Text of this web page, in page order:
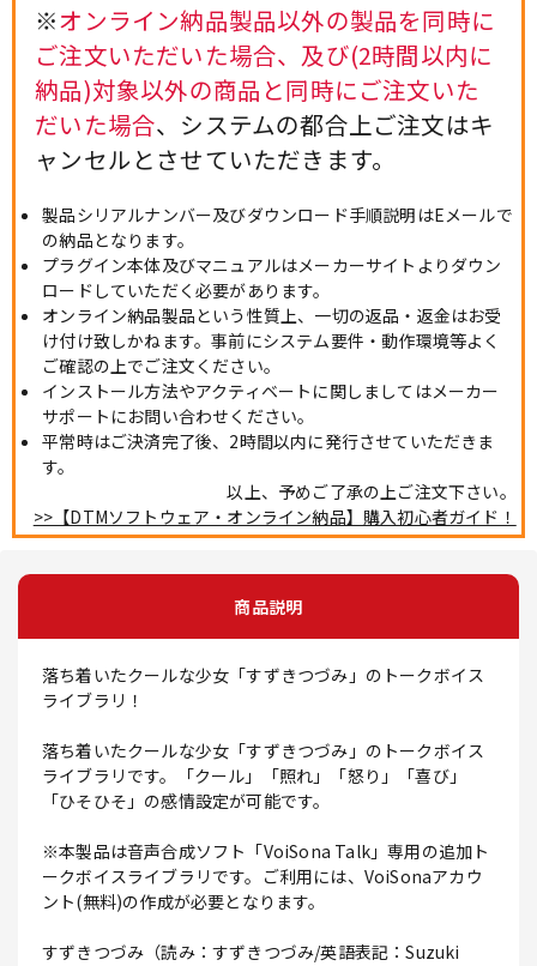
※オンライン納品製品以外の製品を同時に
ご注文いただいた場合、及び(2時間以内に
納品)対象以外の商品と同時にご注文いた
だいた場合、システムの都合上ご注文はキ
ャンセルとさせていただきます。
製品シリアルナンバー及びダウンロード手順説明はEメールで
の納品となります。
プラグイン本体及びマニュアルはメーカーサイトよりダウン
ロードしていただく必要があります。
オンライン納品製品という性質上、一切の返品・返金はお受
け付け致しかねます。事前にシステム要件・動作環境等よく
ご確認の上でご注文ください。
インストール方法やアクティベートに関しましてはメーカー
サポートにお問い合わせください。
平常時はご決済完了後、2時間以内に発行させていただきま
す。
以上、予めご了承の上ご注文下さい。
>>【DTMソフトウェア・オンライン納品】購入初心者ガイド！
商品説明
落ち着いたクールな少女「すずきつづみ」のトークボイス
ライブラリ！
落ち着いたクールな少女「すずきつづみ」のトークボイス
ライブラリです。「クール」「照れ」「怒り」「喜び」
「ひそひそ」の感情設定が可能です。
※本製品は音声合成ソフト「VoiSona Talk」専用の追加ト
ークボイスライブラリです。ご利用には、VoiSonaアカウ
ント(無料)の作成が必要となります。
すずきつづみ（読み：すずきつづみ/英語表記：Suzuki